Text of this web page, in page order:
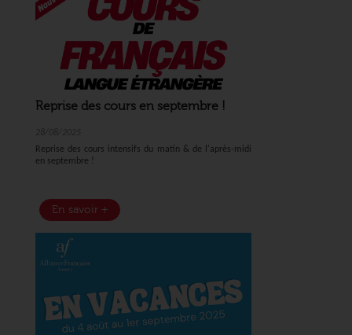
Reprise des cours en septembre !
28/08/2025
Reprise des cours intensifs du matin & de l'après-midi
en septembre !
En savoir +